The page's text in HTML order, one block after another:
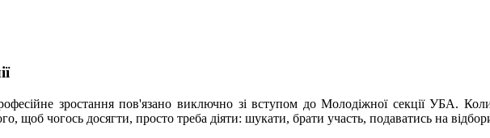
зростання пов'язано виключно зі вступом до Молодіжної секції УБА.
щоб чогось досягти, просто треба діяти: шукати, брати участь, подаватись на